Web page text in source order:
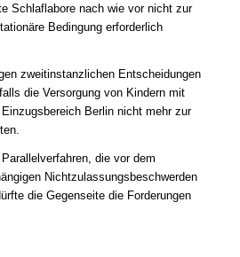
Schlaflabore nach wie vor nicht zur
Bedingung erforderlich
zweitinstanzlichen Entscheidungen
die Versorgung von Kindern mit
Berlin nicht mehr zur
die vor dem
Nichtzulassungsbeschwerden
die Gegenseite die Forderungen